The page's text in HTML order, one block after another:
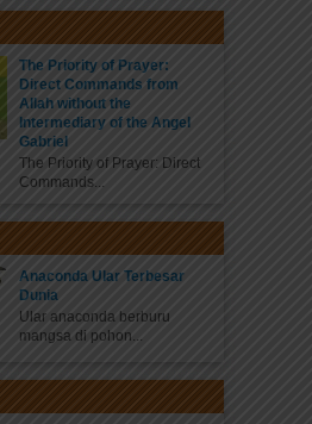
The Priority of Prayer:
Direct Commands from
Allah without the
Intermediary of the Angel
Gabriel
The Priority of Prayer: Direct
Commands...
Anaconda Ular Terbesar
Dunia
Ular anaconda berburu
mangsa di pohon...